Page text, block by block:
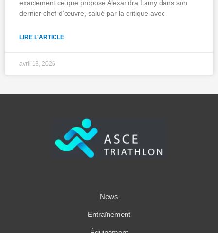
exactement ce que propose Alexandra Lamy dans son
dernier chef-d’œuvre, salué par la critique avec
LIRE L'ARTICLE
avril 13, 2026
News
Entraînement